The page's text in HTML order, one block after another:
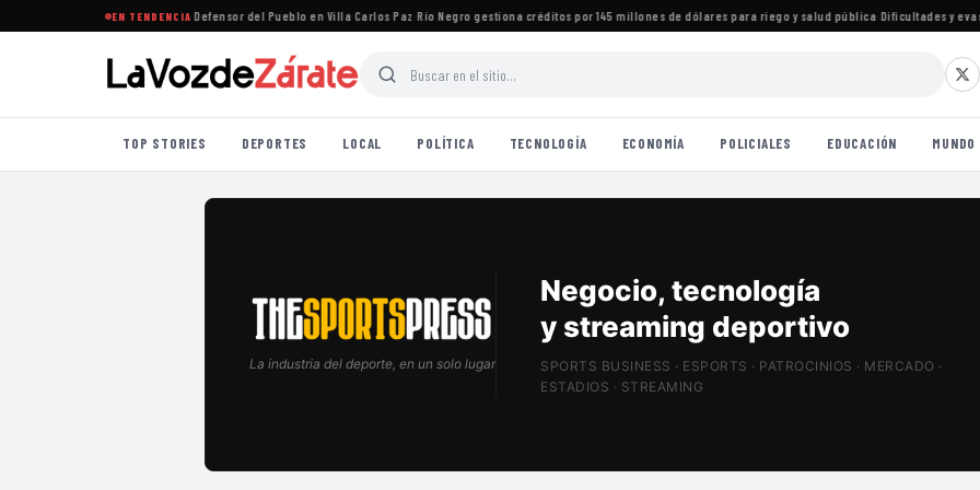
EN TENDENCIA
que la oposición designe al Defensor del Pueblo en Villa Carlos Paz·Río Negro gestiona créditos por 145 millones de dólares para riego y salud pública·Dificultades y
TOP STORIES DEPORTES LOCAL POLÍTICA TECNOLOGÍA ECONOMÍA POLICIALES EDUCACIÓN MUNDO
La industria del deporte, en un solo lugar
Patrocinios, estadios
y Sports Tech
SPORTS BUSINESS · ESPORTS · PATROCINIOS · MERCADO ·
ESTADIOS · STREAMING